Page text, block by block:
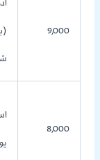
9,000
8,000